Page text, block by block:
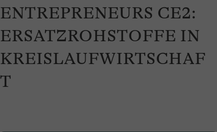
ENTREPRENEURS CE2:
ERSATZROHSTOFFE IN
KREISLAUFWIRTSCHAF
T